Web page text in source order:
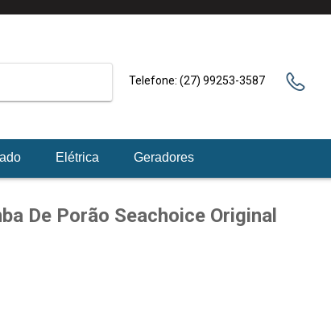
Telefone: (27) 99253-3587 phone
Elétrica Geradores
De Porão Seachoice Original